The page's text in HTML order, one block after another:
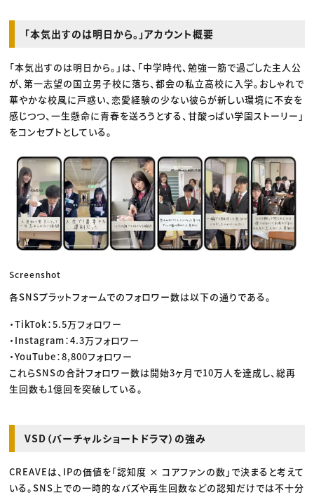
「本気出すのは明日から。」アカウント概要
「本気出すのは明日から。」は、「中学時代、勉強一筋で過ごした主人公
が、第一志望の国立男子校に落ち、都会の私立高校に入学。おしゃれで
華やかな校風に戸惑い、恋愛経験の少ない彼らが新しい環境に不安を
感じつつ、一生懸命に青春を送ろうとする、甘酸っぱい学園ストーリー」
をコンセプトとしている。
Screenshot
各SNSプラットフォームでのフォロワー数は以下の通りである。
・TikTok：5.5万フォロワー
・Instagram：4.3万フォロワー
・YouTube：8,800フォロワー
これらSNSの合計フォロワー数は開始3ヶ月で10万人を達成し、総再
生回数も1億回を突破している。
VSD（バーチャルショートドラマ）の強み
CREAVEは、IPの価値を「認知度 × コアファンの数」で決まると考えて
いる。SNS上での一時的なバズや再生回数などの認知だけでは不十分